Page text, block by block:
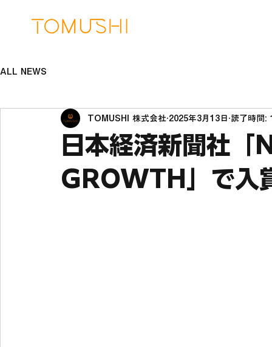
ALL NEWS
日本経済新聞社
GROWTH」で入
TOMUSHI 株式会社 2025年3月13日 読了時間: